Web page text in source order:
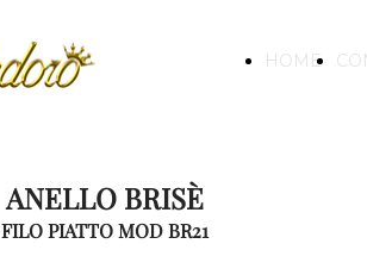
HOME
ANELLO BRISÈ
FILO PIATTO MOD BR21